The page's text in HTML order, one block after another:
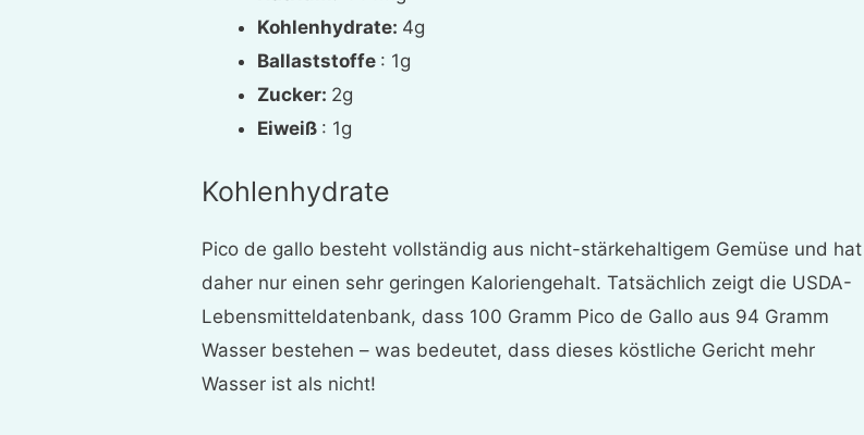
Kohlenhydrate: 4g
Ballaststoffe : 1g
Zucker: 2g
Eiweiß : 1g
Kohlenhydrate
Pico de gallo besteht vollständig aus nicht-stärkehaltigem Gemüse und hat
daher nur einen sehr geringen Kaloriengehalt. Tatsächlich zeigt die USDA-
Lebensmitteldatenbank, dass 100 Gramm Pico de Gallo aus 94 Gramm
Wasser bestehen – was bedeutet, dass dieses köstliche Gericht mehr
Wasser ist als nicht!